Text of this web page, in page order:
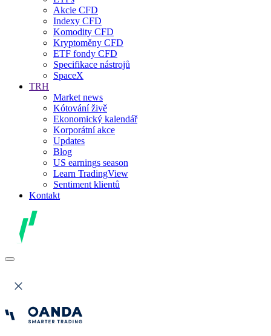
Akcie CFD
Indexy CFD
Komodity CFD
Kryptoměny CFD
ETF fondy CFD
Specifikace nástrojů
SpaceX
TRH
Market news
Kótování živě
Ekonomický kalendář
Korporátní akce
Updates
Blog
US earnings season
Learn TradingView
Sentiment klientů
Kontakt